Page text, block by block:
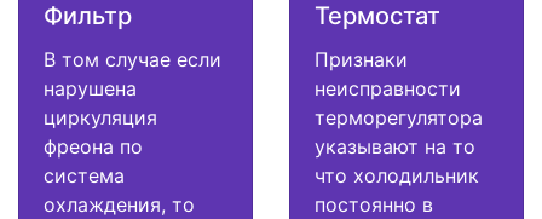
Фильтр
В том случае если
нарушена
циркуляция
фреона по
система
охлаждения, то
Термостат
Признаки
неисправности
терморегулятора
указывают на то
что холодильник
постоянно в